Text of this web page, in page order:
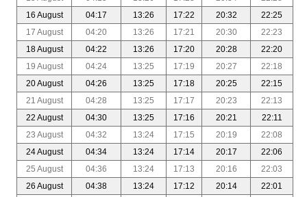
16 August
04:17 13:26 17:22 20:32
22:25
17 August
04:20 13:26 17:21 20:30
22:23
18 August
04:22 13:26 17:20 20:28
22:20
19 August
04:24 13:25 17:19 20:27
22:18
20 August
04:26 13:25 17:18 20:25
22:15
21 August
04:28 13:25 17:17 20:23
22:13
22 August
04:30 13:25 17:16 20:21
22:11
23 August
04:32 13:24 17:15 20:19
22:08
24 August
04:34 13:24 17:14 20:17
22:06
25 August
04:36 13:24 17:13 20:16
22:03
26 August
04:38 13:24 17:12 20:14
22:01